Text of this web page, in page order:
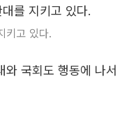
키고 있다.
와 국회도 행동에 나서